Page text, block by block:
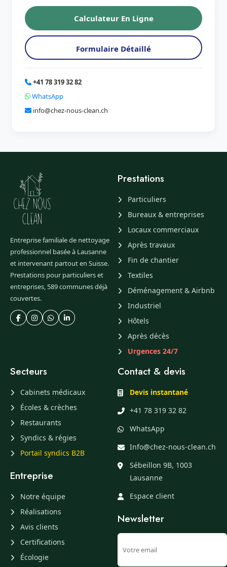
Calculateur En Ligne
Formulaire Détaillé
+41 78 319 32 82
WhatsApp
info@chez-nous-clean.ch
Entreprise familiale de nettoyage
professionnel basée à Lausanne
et intervenant partout en Suisse.
Prestations pour particuliers et
entreprises, 589 communes déjà
couvertes.
Prestations
Particuliers
Bureaux & entreprises
Locaux commerciaux
Après travaux
Fin de chantier
Textiles
Déménagement & Airbnb
Industriel
Hôtels
Après décès
Urgences 24/7
Secteurs
Cabinets médicaux
Écoles & crèches
Restaurants
Syndics & régies
Portail syndics B2B
Entreprise
Notre équipe
Réalisations
Avis clients
Certifications
Écologie
Contact & devis
Devis instantané
+41 78 319 32 82
WhatsApp
Info@chez-nous-clean.ch
Sébeillon 9B, 1003
Lausanne
Espace client
Newsletter